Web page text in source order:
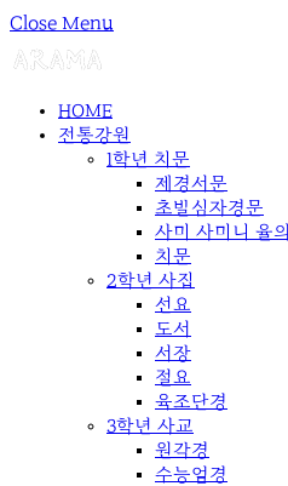
Close Menu
HOME
전통강원
1학년 치문
제경서문
초발심자경문
사미 사미니 율의
치문
2학년 사집
선요
도서
서장
절요
육조단경
3학년 사교
원각경
수능엄경